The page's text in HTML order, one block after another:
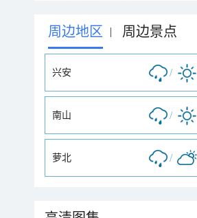
周边地区 | 周边景点
兴安 /
南山 /
萝北 /